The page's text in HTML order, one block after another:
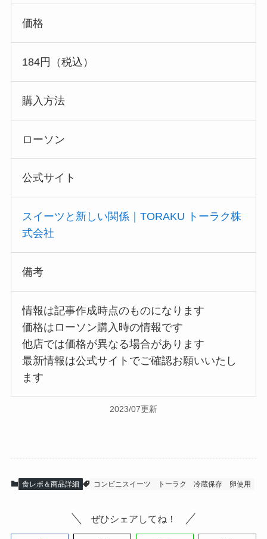
価格
184円（税込）
購入方法
ローソン
公式サイト
スイーツと新しい関係｜TORAKU トーラク株
式会社
備考
情報は記事作成時点のものになります
価格はローソン購入時の情報です
他店では価格が異なる場合があります
最新情報は公式サイトでご確認お願いいたし
ます
2023/07更新
食レポ＆商品詳細 コンビニスイーツ トーラク 冷蔵保存 卵使用
ぜひシェアしてね！